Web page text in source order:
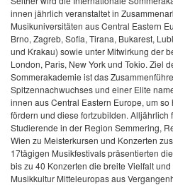
innen jährlich veranstaltet in
Musikuniversitäten aus Central Eastern
Brno, Zagreb, Sofia, Tirana, Bukarest,
und Krakau) sowie unter Mitwirkung der
London, Paris, New York und Tokio. Ziel
Sommerakademie ist das
Spitzennachwuchses und einer Elite
innen aus Central Eastern Europe, um
fördern und diese fortzubilden. Alljährlich
Studierende in der Region Semmering,
Wien zu Meisterkursen und Konzerten
17tägigen Musikfestivals präsentierten
bis zu 40 Konzerten die breite Vielfalt
Musikkultur Mitteleuropas aus